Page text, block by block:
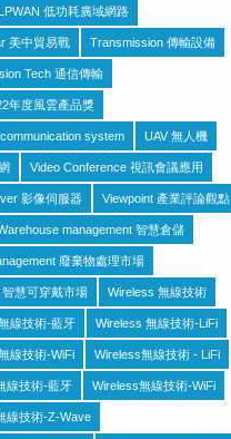
低功耗廣域網路
美中貿易戰 Transmission 傳輸設備
Tech 通信傳輸
年度風雲產品獎
system UAV 無人機
Video Conference 視訊會議應用
影像伺服器 Viewpoint 產業評論觀點
management 智慧倉儲
廢棄物處理市場
智慧可穿戴市場 Wireless 無線技術
線技術-藍牙 Wireless 無線技術-LiFi
線技術-WiFi Wireless無線技術 - LiFi
線技術-藍牙 Wireless無線技術-WiFi
線技術-Z-Wave